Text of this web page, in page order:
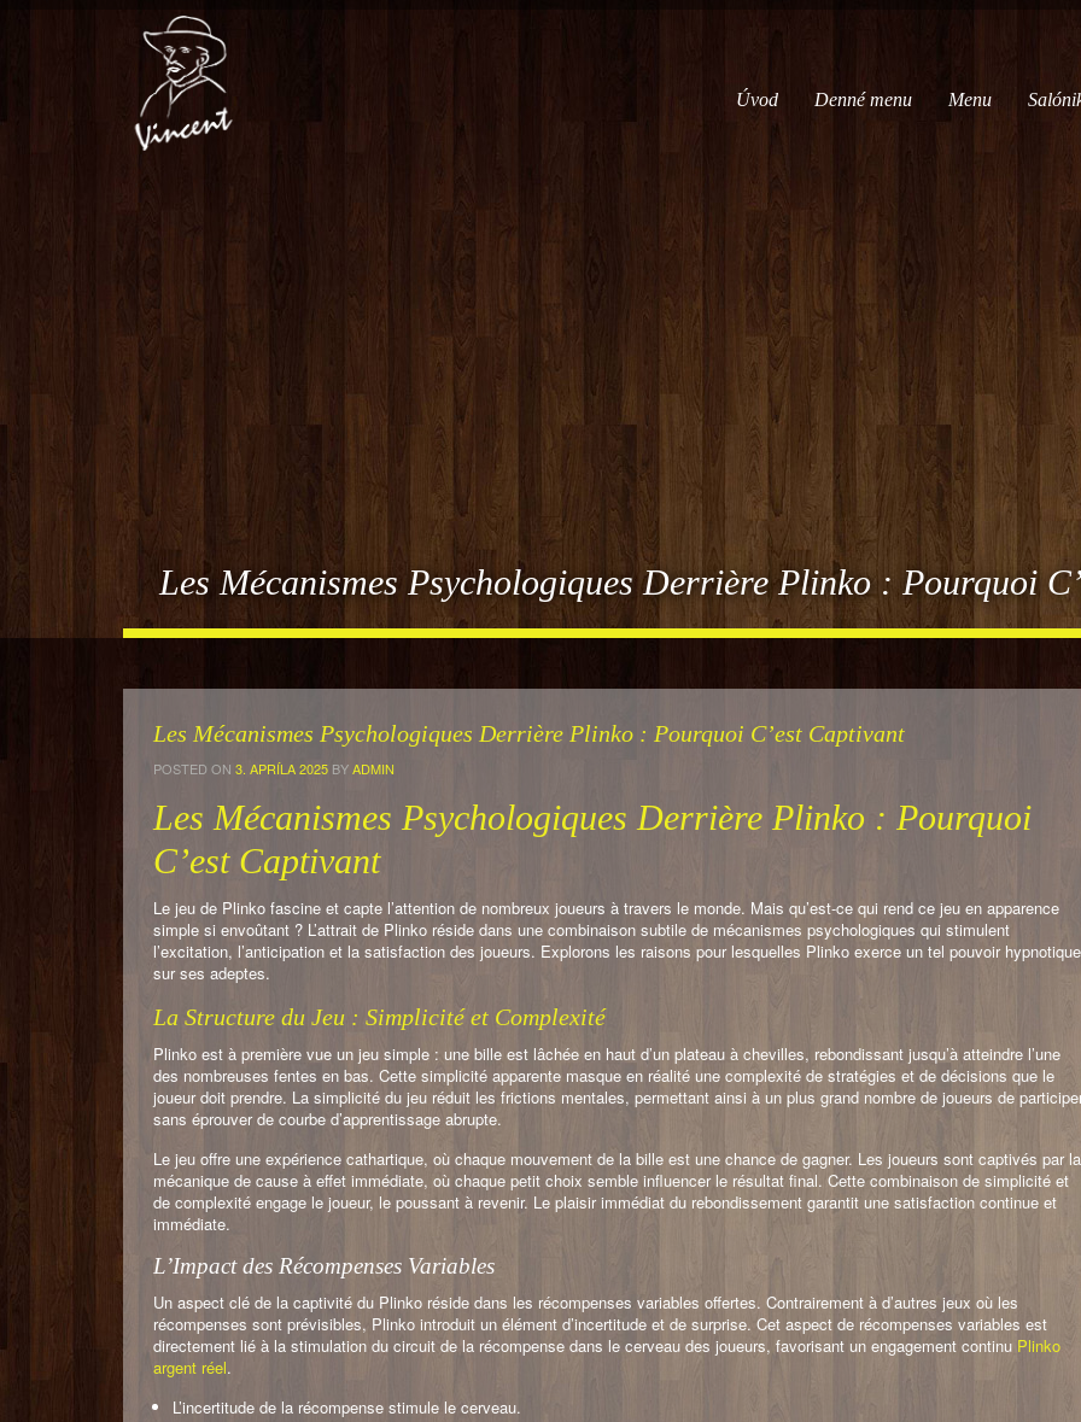
Úvod Denné menu Menu
Les Mécanismes Psychologiques Derrière Plinko : Pourquoi
Les Mécanismes Psychologiques Derrière Plinko : Pourquoi C’est Captivant
POSTED ON 3. APRÍLA 2025 BYADMIN
Les Mécanismes Psychologiques Derrière Plinko : Pourquoi
C’est Captivant
Le jeu de Plinko fascine et capte l’attention de nombreux joueurs à travers le monde. Mais qu’est-ce qui rend ce jeu en apparence
simple si envoûtant ? L’attrait de Plinko réside dans une combinaison subtile de mécanismes psychologiques qui stimulent
l’excitation, l’anticipation et la satisfaction des joueurs. Explorons les raisons pour lesquelles Plinko exerce un tel pouvoir hypnotique
sur ses adeptes.
La Structure du Jeu : Simplicité et Complexité
Plinko est à première vue un jeu simple : une bille est lâchée en haut d’un plateau à chevilles, rebondissant jusqu’à atteindre l’une
des nombreuses fentes en bas. Cette simplicité apparente masque en réalité une complexité de stratégies et de décisions que le
joueur doit prendre. La simplicité du jeu réduit les frictions mentales, permettant ainsi à un plus grand nombre de joueurs de
sans éprouver de courbe d’apprentissage abrupte.
Le jeu offre une expérience cathartique, où chaque mouvement de la bille est une chance de gagner. Les joueurs sont captivés par la
mécanique de cause à effet immédiate, où chaque petit choix semble influencer le résultat final. Cette combinaison de simplicité et
de complexité engage le joueur, le poussant à revenir. Le plaisir immédiat du rebondissement garantit une satisfaction continue et
immédiate.
L’Impact des Récompenses Variables
Un aspect clé de la captivité du Plinko réside dans les récompenses variables offertes. Contrairement à d’autres jeux où les
récompenses sont prévisibles, Plinko introduit un élément d’incertitude et de surprise. Cet aspect de récompenses variables est
directement lié à la stimulation du circuit de la récompense dans le cerveau des joueurs, favorisant un engagement continu Plinko
argent réel.
L’incertitude de la récompense stimule le cerveau.